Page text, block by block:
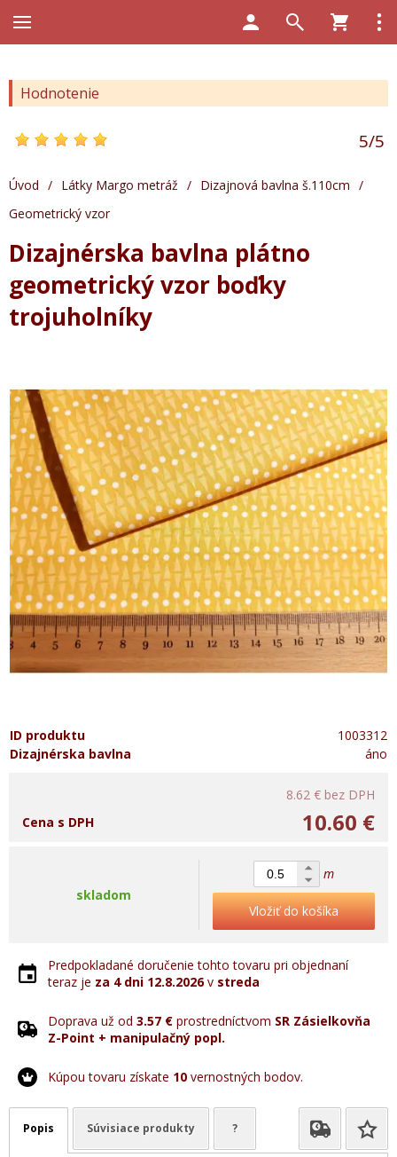
Hodnotenie
5/5
Úvod / Látky Margo metráž / Dizajnová bavlna š.110cm /
Geometrický vzor
Dizajnérska bavlna plátno
geometrický vzor boďky
trojuholníky
ID produktu
1003312
Dizajnérska bavlna
áno
8.62 € bez DPH
10.60 €
Cena s DPH
skladom
m
Vložiť do košíka
Predpokladané doručenie tohto tovaru pri objednaní
teraz je za 4 dni 12.8.2026v streda
Doprava už od 3.57 € prostredníctvom SR Zásielkovňa
Z-Point + manipulačný popl.
Kúpou tovaru získate 10 vernostných bodov.
Popis Súvisiace produkty ?